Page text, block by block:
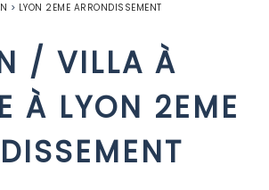
> LYON 2EME ARRONDISSEMENT
/ VILLA À
À LYON 2EME